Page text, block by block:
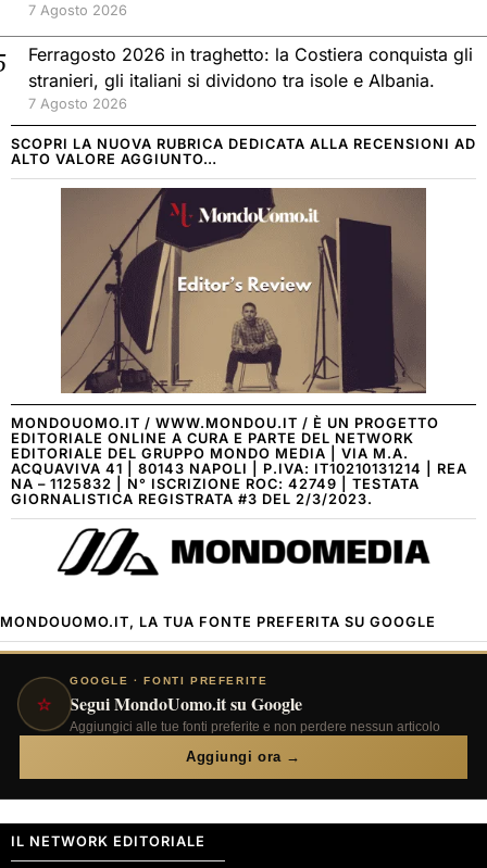
7 Agosto 2026
Ferragosto 2026 in traghetto: la Costiera conquista gli
stranieri, gli italiani si dividono tra isole e Albania.
7 Agosto 2026
SCOPRI LA NUOVA RUBRICA DEDICATA ALLA RECENSIONI AD
ALTO VALORE AGGIUNTO…
MONDOUOMO.IT / WWW.MONDOU.IT / È UN PROGETTO
EDITORIALE ONLINE A CURA E PARTE DEL NETWORK
EDITORIALE DEL GRUPPO MONDO MEDIA | VIA M.A.
ACQUAVIVA 41 | 80143 NAPOLI | P.IVA: IT10210131214 | REA
NA – 1125832 | N° ISCRIZIONE ROC: 42749 | TESTATA
GIORNALISTICA REGISTRATA #3 DEL 2/3/2023.
MONDOUOMO.IT, LA TUA FONTE PREFERITA SU GOOGLE
⭐
GOOGLE · FONTI PREFERITE
Segui MondoUomo.it su Google
Aggiungici alle tue fonti preferite e non perdere nessun articolo
Aggiungi ora →
IL NETWORK EDITORIALE